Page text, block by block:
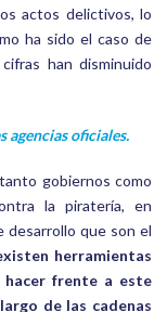
actos delictivos, lo
ha sido el caso de
han disminuido
agencias oficiales.
gobiernos como
la piratería, en
desarrollo que son el
herramientas
hacer frente a este
de las cadenas